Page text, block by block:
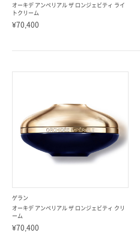
オーキデ アンペリアル ザ ロンジェビティ ライ
トクリーム
¥70,400
ゲラン
オーキデ アンペリアル ザ ロンジェビティ クリ
ーム
¥70,400